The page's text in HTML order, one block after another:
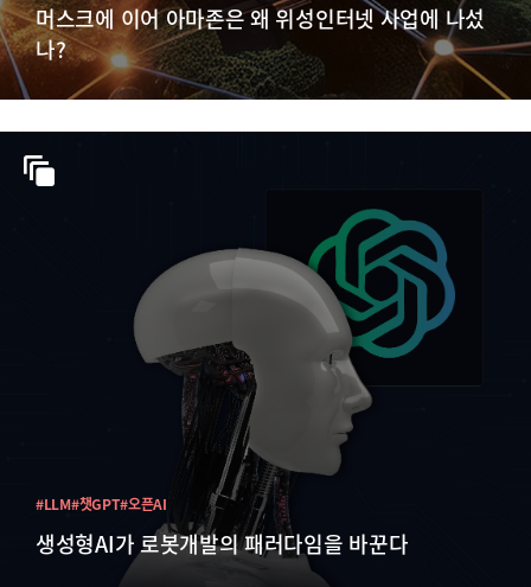
머스크에 이어 아마존은 왜 위성인터넷 사업에 나섰
나?
생성형AI가 로봇개발의 패러다임을 바꾼다
#LLM#챗GPT#오픈AI